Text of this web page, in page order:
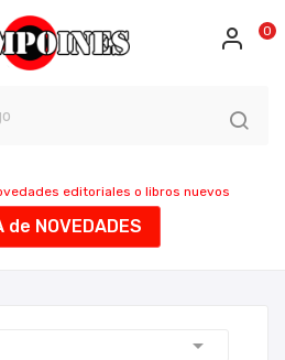
0
editoriales o libros nuevos
de NOVEDADES
